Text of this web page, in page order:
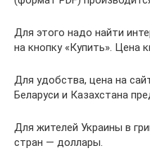
Для этого надо найти
на кнопку «Купить». Цена
Для удобства, цена на
Беларуси и Казахстана
Для жителей Украины в
стран — доллары.